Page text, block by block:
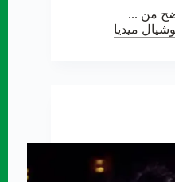
من ...
ميديا